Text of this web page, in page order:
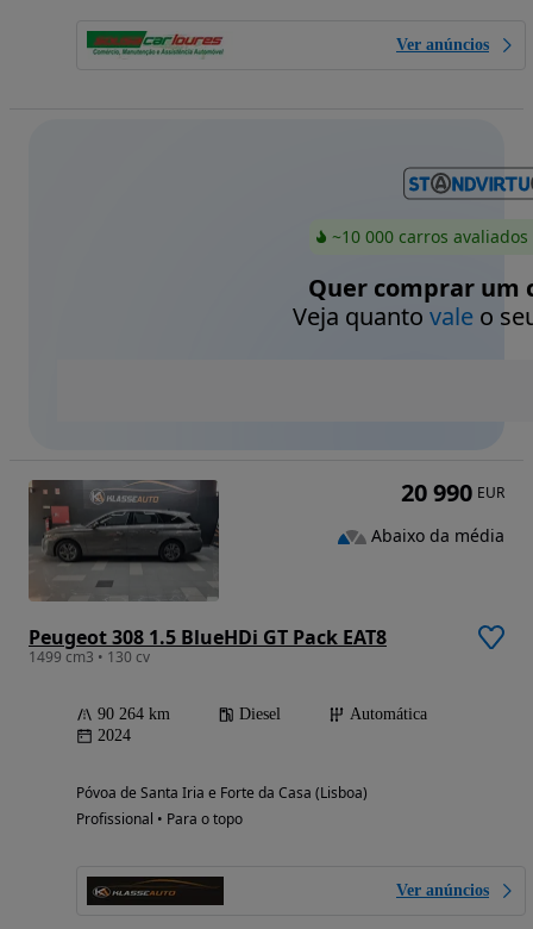
Ver anúncios
~10 000 carros
Quer comprar um
Veja quanto valeo
Peugeot 308 1.5 BlueHDi GT Pack EAT8
1499 cm3 • 130 cv
90 264 km Diesel
Automática
2024
Póvoa de Santa Iria e Forte da Casa (Lisboa)
Profissional • Para o topo
Ver anúncios
20 990 EUR
Abaixo da média